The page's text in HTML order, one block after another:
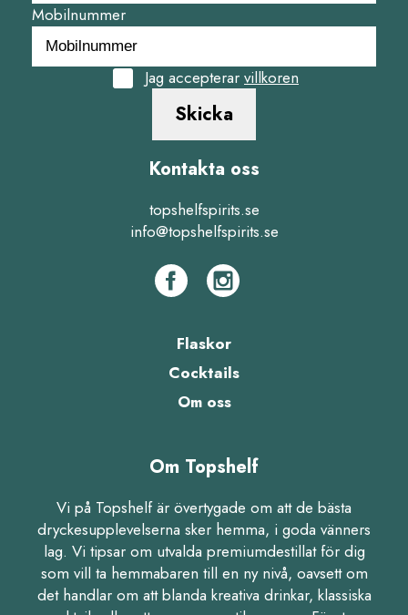
Mobilnummer
Jag accepterar villkoren
Skicka
Kontakta oss
topshelfspirits.se
info@topshelfspirits.se
Flaskor
Cocktails
Om oss
Om Topshelf
Vi på Topshelf är övertygade om att de bästa
dryckesupplevelserna sker hemma, i goda vänners
lag. Vi tipsar om utvalda premiumdestillat för dig
som vill ta hemmabaren till en ny nivå, oavsett om
det handlar om att blanda kreativa drinkar, klassiska